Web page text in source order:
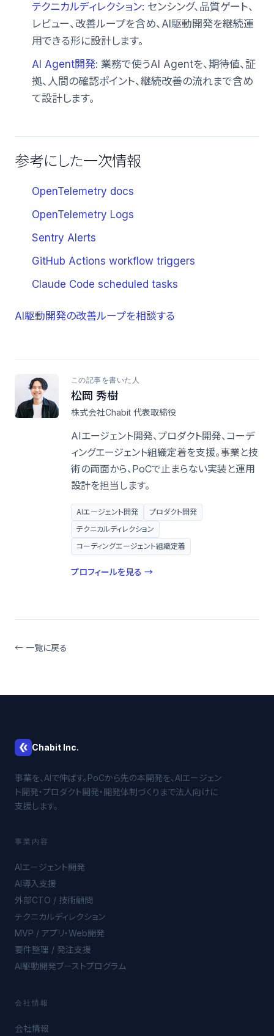
テクニカルディレクション: センシング、品質ゲート、
レビュー、改善ループを含め、AI駆動開発を継続運
用できる形に設計します。
AI Agent開発: 業務で使うAI Agentを、期待値、証
拠、人間の確認ポイント、継続改善の流れまで含め
て設計します。
参考にした一次情報
OpenTelemetry docs
OpenTelemetry Logs
Sentry Alerts
GitHub Actions workflow triggers
Claude Code scheduled tasks
AI駆動開発の改善ループを相談する
この記事を書いた人
松岡 秀樹
株式会社Chabit 代表取締役
AIエージェント開発、プロダクト開発、コーデ
ィングエージェント組織定着を支援。事業と技
術の両面から、PoCで止まらない実装と運用
設計を担当します。
AIエージェント開発
プロダクト開発
テクニカルディレクション
コーディングエージェント組織定着
プロフィールを見る →
← 一覧に戻る
Chabit Inc.
事業を、AIで伸ばす。PoCから先の本開発を、AIエージェン
ト開発・プロダクト開発・開発体制づくりまで法人向けに
支援します。
事業内容
AIエージェント開発
AI導入支援
外部CTO / 技術顧問
テクニカルディレクション
MVP / アプリ・Web開発
要件整理 / 発注支援
AI駆動開発ブーストプログラム
会社情報
会社情報